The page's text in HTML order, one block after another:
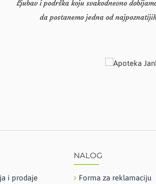
Ljubav i podrška koju svakodnevno
da postanemo jedna od
i prodaje
NALOG
Forma za reklamaciju